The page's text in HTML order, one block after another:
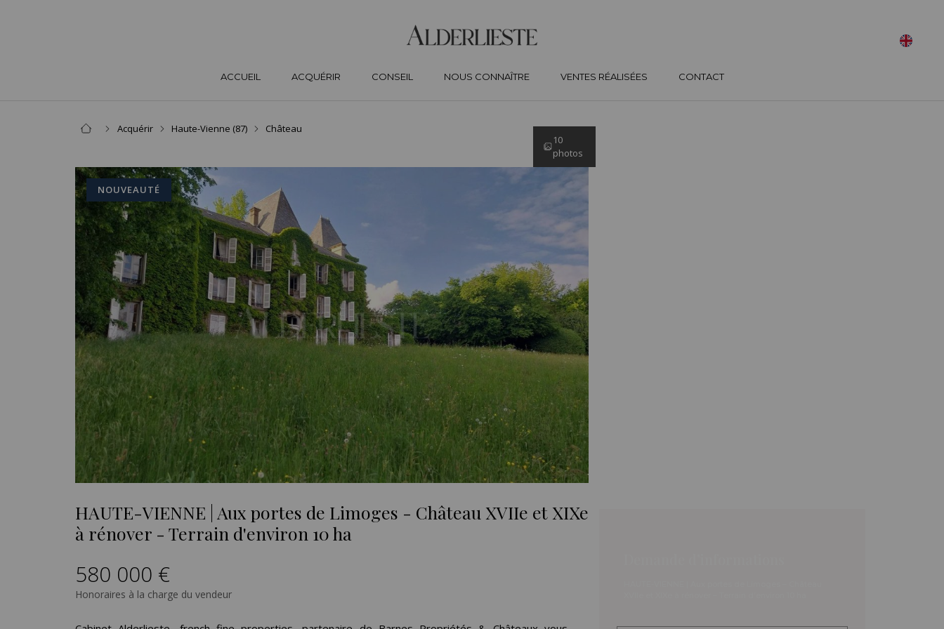
ACCUEIL ACQUÉRIR CONSEIL NOUS CONNAÎTRE VENTES RÉALISÉES CONTACT
Acquérir Haute-Vienne (87) Château
NOUVEAUTÉ
10
photos
HAUTE-VIENNE | Aux portes de Limoges - Château XVIIe et XIXe
à rénover - Terrain d'environ 10 ha
580 000 €
Honoraires à la charge du vendeur